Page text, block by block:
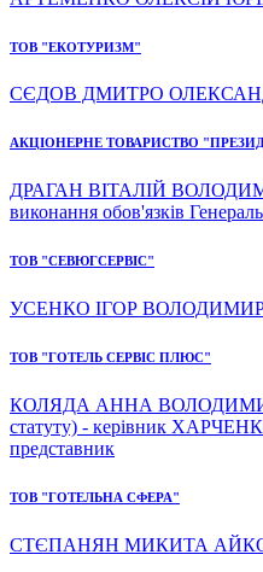
ТОВ "ЕКОТУРИЗМ"
СЄДОВ ДМИТРО
АКЦІОНЕРНЕ ТОВАРИСТВО
ДРАГАН ВІТАЛІЙ
виконання обов'язків
ТОВ "СЕВЮГСЕРВІС"
УСЕНКО ІГОР
ТОВ "ГОТЕЛЬ СЕРВІС ПЛЮС"
КОЛЯДА АННА
статуту) - керівник
представник
ТОВ "ГОТЕЛЬНА СФЕРА"
СТЄПАНЯН МИКИТА